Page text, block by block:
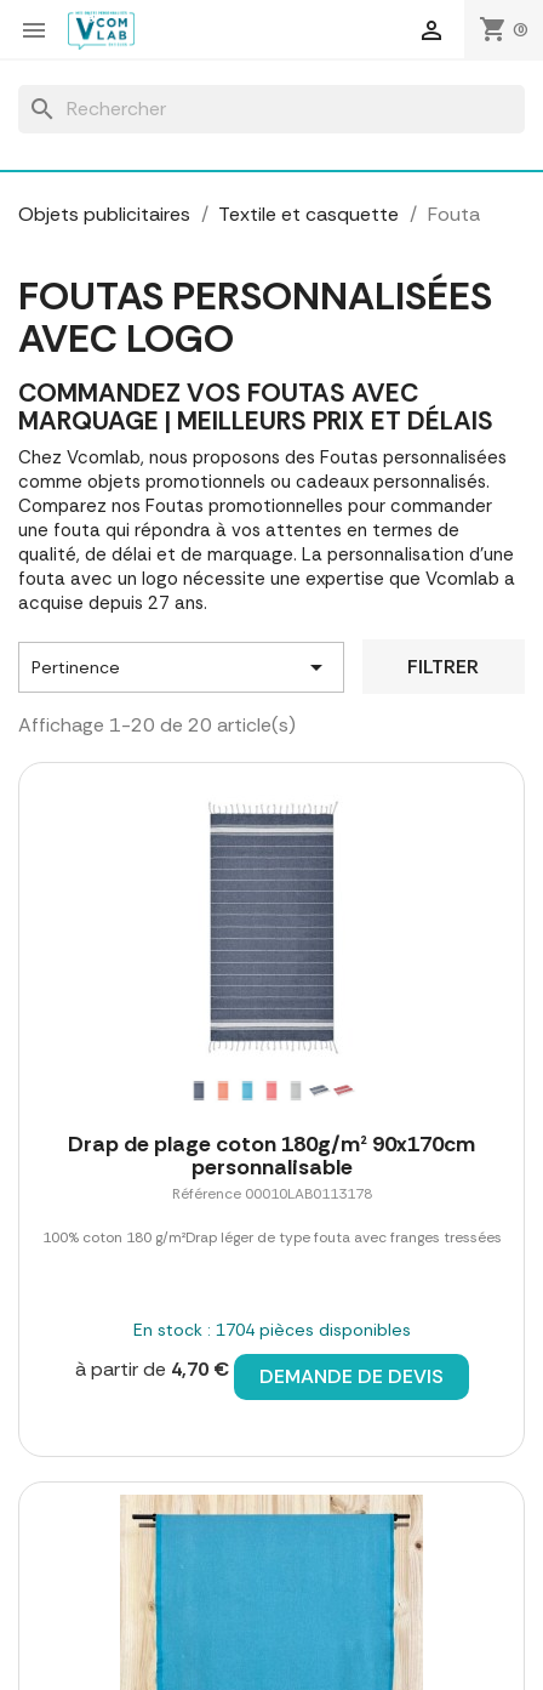
 shopping_cart (0)

search
Objets publicitaires Textile et casquette Fouta
FOUTAS PERSONNALISÉES
AVEC LOGO
COMMANDEZ VOS FOUTAS AVEC
MARQUAGE | MEILLEURS PRIX ET DÉLAIS
Chez Vcomlab, nous proposons des Foutas personnalisées
comme objets promotionnels ou cadeaux personnalisés.
Comparez nos Foutas promotionnelles pour commander
une fouta qui répondra à vos attentes en termes de
qualité, de délai et de marquage. La personnalisation d'une
fouta avec un logo nécessite une expertise que Vcomlab a
acquise depuis 27 ans.
Pertinence  FILTRER
Affichage 1-20 de 20 article(s)
Drap de plage coton 180g/m² 90x170cm
personnalisable
Référence 00010LAB0113178
100% coton 180 g/m²Drap léger de type fouta avec franges tressées
En stock : 1704 pièces disponibles
à partir de 4,70 € DEMANDE DE DEVIS
Panneau de gestion des cookies